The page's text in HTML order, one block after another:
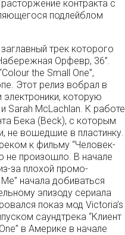
контракта с
подлейблом
трек которого
Орфевр, 36”.
the Small One”,
Этот релиз вобрал в
которую
Sarah McLachlan. К работе
Бека (Beck), с которым
не вошедшие в пластинку.
к фильму “Человек-
не произошло. В начале
за плохой промо-
начала добиваться
эпизоду сериала
показ мод Victoria’s
саундтрека “Клиент
в Америке в начале